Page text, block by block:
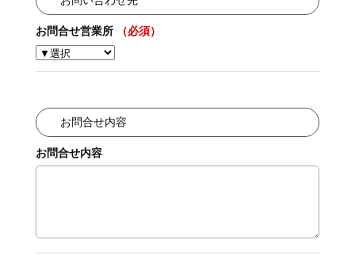
お問合せ営業所 （必須）
お問合せ内容
お問合せ内容